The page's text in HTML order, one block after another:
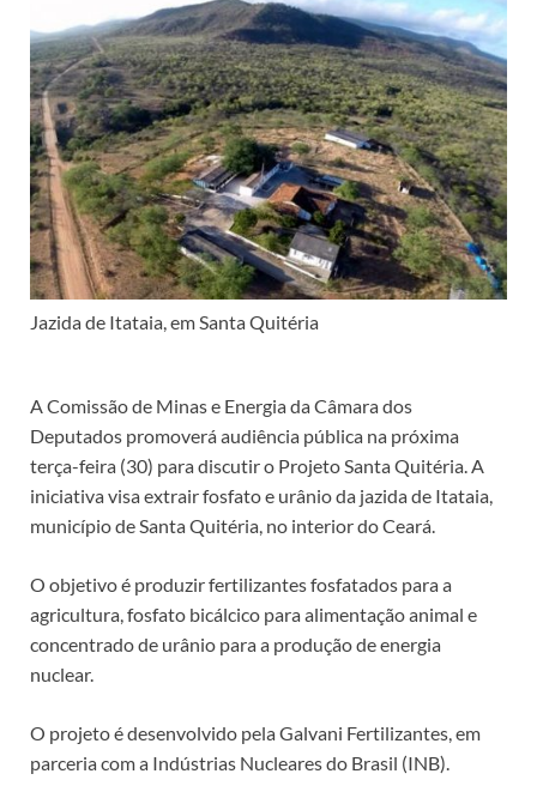
Jazida de Itataia, em Santa Quitéria
A Comissão de Minas e Energia da Câmara dos
Deputados promoverá audiência pública na próxima
terça-feira (30) para discutir o Projeto Santa Quitéria. A
iniciativa visa extrair fosfato e urânio da jazida de Itataia,
município de Santa Quitéria, no interior do Ceará.
O objetivo é produzir fertilizantes fosfatados para a
agricultura, fosfato bicálcico para alimentação animal e
concentrado de urânio para a produção de energia
nuclear.
O projeto é desenvolvido pela Galvani Fertilizantes, em
parceria com a Indústrias Nucleares do Brasil (INB).